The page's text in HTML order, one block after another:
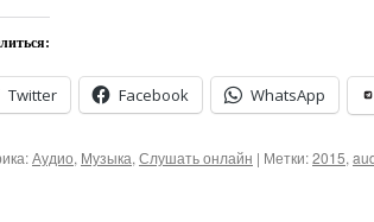
Twitter Facebook WhatsApp
Аудио, Музыка, Слушать онлайн | Метки:2015,